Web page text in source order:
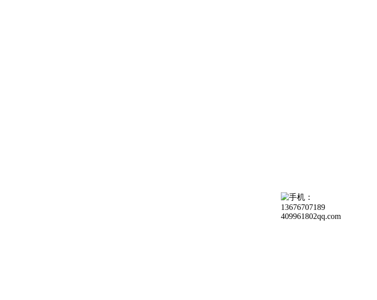
409961802qq.com